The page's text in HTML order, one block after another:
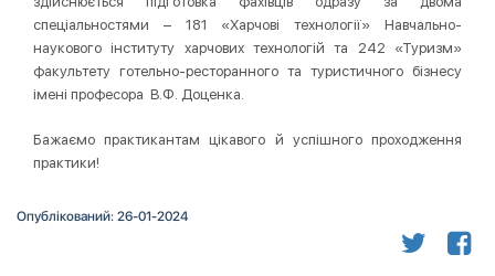
спеціальностями – 181 «Харчові технології» Навчально-
наукового інституту харчових технологій та 242 «Туризм»
факультету готельно-ресторанного та туристичного бізнесу
імені професора В.Ф. Доценка.
Бажаємо практикантам цікавого й успішного проходження
практики!
Опублікований: 26-01-2024